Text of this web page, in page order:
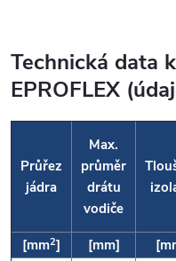
Technická data
EPROFLEX
Průřez
jádra
Max.
průměr
drátu
vodiče
[mm2] [mm]